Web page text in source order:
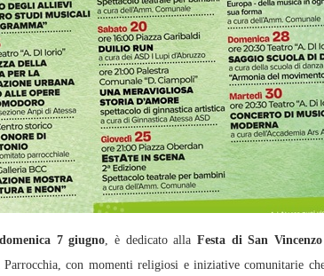
7 giugno, è dedicato allaFesta di San
Parrocchia, con momenti religiosi e iniziative comunitarie